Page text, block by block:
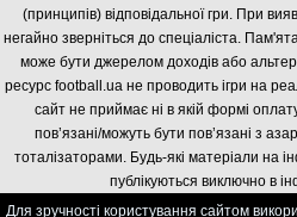
(принципів) відповідальної гри. При
негайно зверніться до спеціаліста.
може бути джерелом доходів або
ресурс football.ua не проводить ігри на
сайт не приймає ні в якій формі
пов’язані/можуть бути пов’язані з
тоталізаторами. Будь-які матеріали на
публікуються виключно в
Для зручності користування сайтом